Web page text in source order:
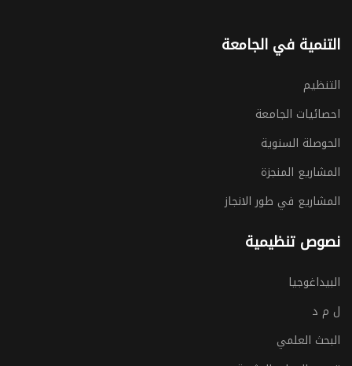
التنمية في الجامعة
التنظيم
احصائيات الجامعة
الحوصلة السنوية
المشاريع المنجزة
المشاريع في طور الانجاز
نصوص تنظيمية
البيداغوجيا
ل م د
البحث العلمي